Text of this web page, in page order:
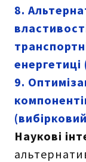
8.
енергетиці
9.
Наукові